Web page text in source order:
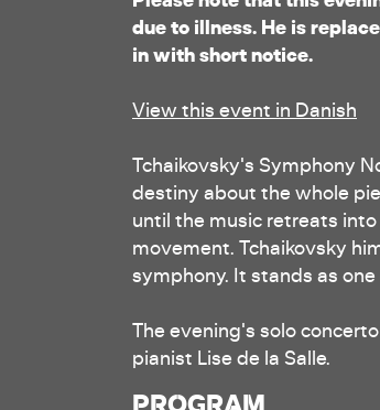
due to illness. He is
in with short notice.
View this event in Danish
Tchaikovsky's Symphony
destiny about the whole
until the music retreats
movement. Tchaikovsky
symphony. It stands as
The evening's solo
pianist Lise de la Salle.